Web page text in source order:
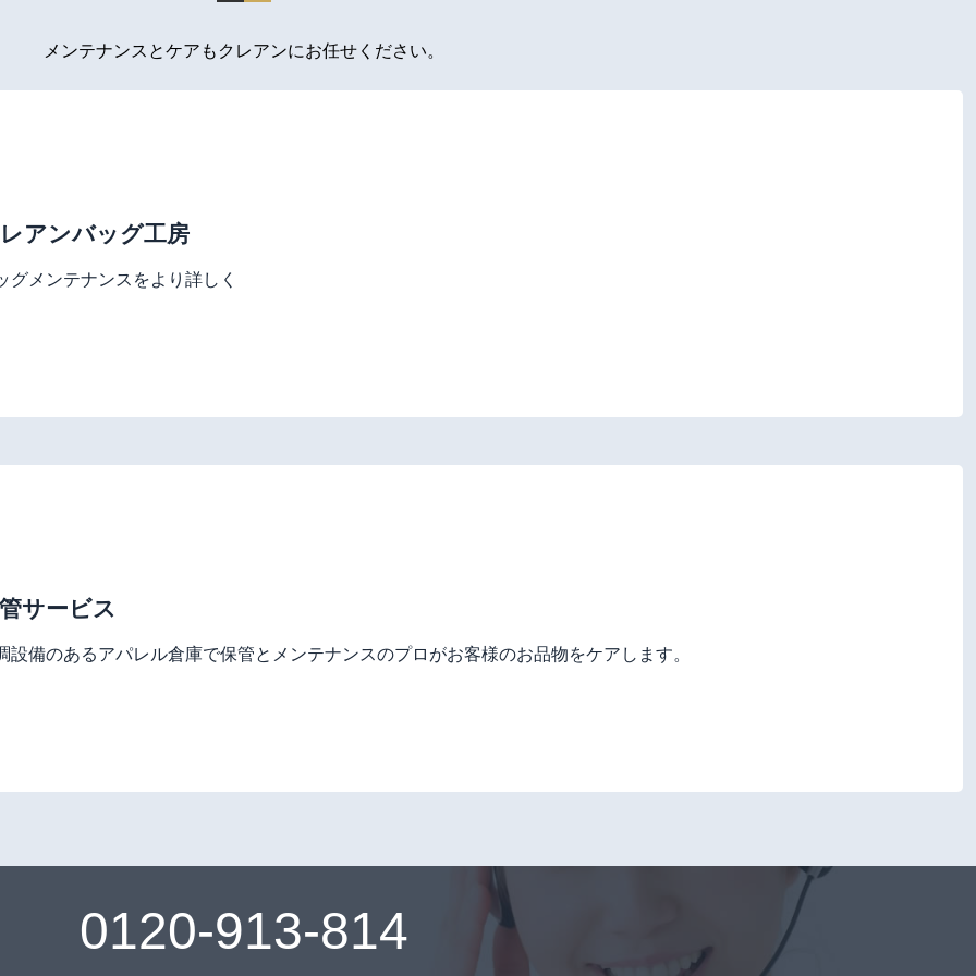
メンテナンスとケアもクレアンにお任せください。
アンバッグ工房
グメンテナンスをより詳しく
サービス
設備のあるアパレル倉庫で保管とメンテナンスのプロがお客様のお品物をケアします。
0120-913-814